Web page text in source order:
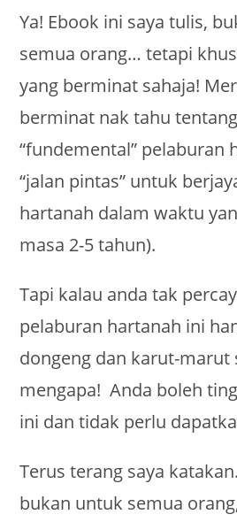
Ya! Ebook ini saya tulis,
semua orang… tetapi
yang berminat sahaja!
berminat nak tahu
“fundemental” pelaburan
“jalan pintas” untuk
hartanah dalam waktu
masa 2-5 tahun).
Tapi kalau anda tak
pelaburan hartanah ini
dongeng dan karut-marut
mengapa! Anda boleh
ini dan tidak perlu
Terus terang saya
bukan untuk semua